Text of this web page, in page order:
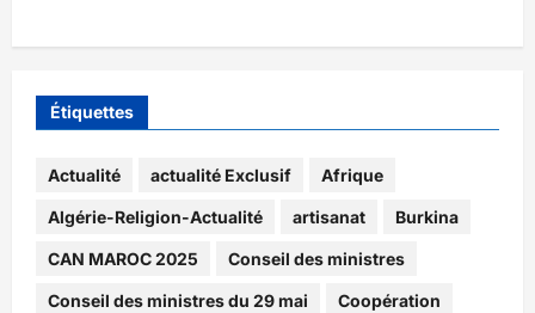
Étiquettes
Actualité actualité Exclusif Afrique
Algérie-Religion-Actualité artisanat Burkina
CAN MAROC 2025 Conseil des ministres
Conseil des ministres du 29 mai Coopération